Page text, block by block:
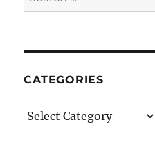
for:
CATEGORIES
Categories